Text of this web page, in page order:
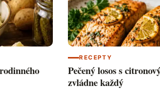
RECEPTY
Pečený losos s
zvládne každý